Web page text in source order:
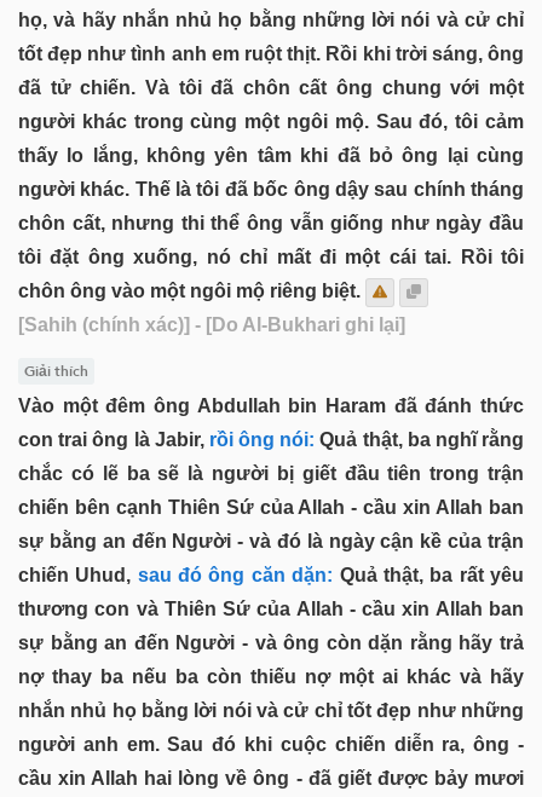
họ, và hãy nhắn nhủ họ bằng những lời nói và cử chỉ
tốt đẹp như tình anh em ruột thịt. Rồi khi trời sáng, ông
đã tử chiến. Và tôi đã chôn cất ông chung với một
người khác trong cùng một ngôi mộ. Sau đó, tôi cảm
thấy lo lắng, không yên tâm khi đã bỏ ông lại cùng
người khác. Thế là tôi đã bốc ông dậy sau chính tháng
chôn cất, nhưng thi thể ông vẫn giống như ngày đầu
tôi đặt ông xuống, nó chỉ mất đi một cái tai. Rồi tôi
chôn ông vào một ngôi mộ riêng biệt.
[Sahih (chính xác)] - [Do Al-Bukhari ghi lại]
Giải thích
Vào một đêm ông Abdullah bin Haram đã đánh thức
con trai ông là Jabir,rồi ông nói: Quả thật, ba nghĩ rằng
chắc có lẽ ba sẽ là người bị giết đầu tiên trong trận
chiến bên cạnh Thiên Sứ của Allah - cầu xin Allah ban
sự bằng an đến Người - và đó là ngày cận kề của trận
chiến Uhud, sau đó ông căn dặn: Quả thật, ba rất yêu
thương con và Thiên Sứ của Allah - cầu xin Allah ban
sự bằng an đến Người - và ông còn dặn rằng hãy trả
nợ thay ba nếu ba còn thiếu nợ một ai khác và hãy
nhắn nhủ họ bằng lời nói và cử chỉ tốt đẹp như những
người anh em. Sau đó khi cuộc chiến diễn ra, ông -
cầu xin Allah hai lòng về ông - đã giết được bảy mươi